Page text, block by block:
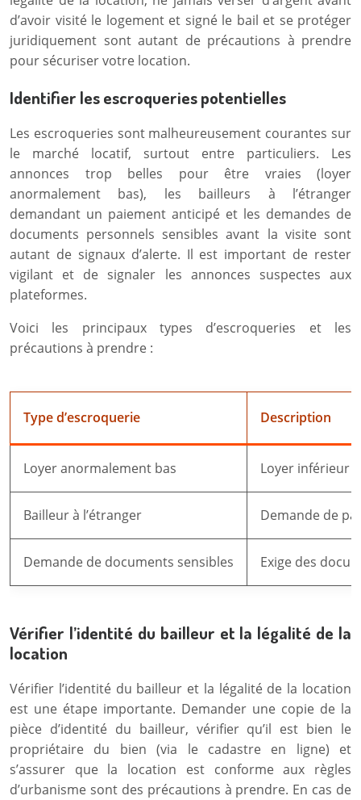
d’avoir visité le logement et signé le bail et se protéger
juridiquement sont autant de précautions à prendre
pour sécuriser votre location.
Identifier les escroqueries potentielles
Les escroqueries sont malheureusement courantes sur
le marché locatif, surtout entre particuliers. Les
annonces trop belles pour être vraies (loyer
anormalement bas), les bailleurs à l’étranger
demandant un paiement anticipé et les demandes de
documents personnels sensibles avant la visite sont
autant de signaux d’alerte. Il est important de rester
vigilant et de signaler les annonces suspectes aux
plateformes.
Voici les principaux types d’escroqueries et les
précautions à prendre :
Type d’escroquerie Description
Loyer anormalement bas Loyer inférieur
Bailleur à l’étranger Demande de
Demande de documents sensibles Exige des
Vérifier l’identité du bailleur et la légalité de la
location
Vérifier l’identité du bailleur et la légalité de la location
est une étape importante. Demander une copie de la
pièce d’identité du bailleur, vérifier qu’il est bien le
propriétaire du bien (via le cadastre en ligne) et
s’assurer que la location est conforme aux règles
d’urbanisme sont des précautions à prendre. En cas de